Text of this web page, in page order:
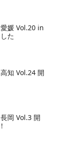
媛 Vol.20 in
た
知 Vol.24 開
岡 Vol.3 開